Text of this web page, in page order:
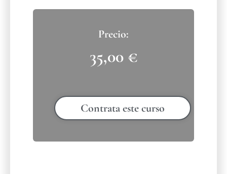
35,00 €
Contrata este curso